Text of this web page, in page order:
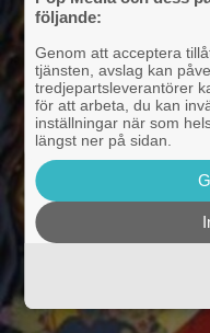
följande:
Genom att acceptera
tjänsten, avslag kan
tredjepartsleverantörer
för att arbeta, du kan
inställningar när som
längst ner på sidan.